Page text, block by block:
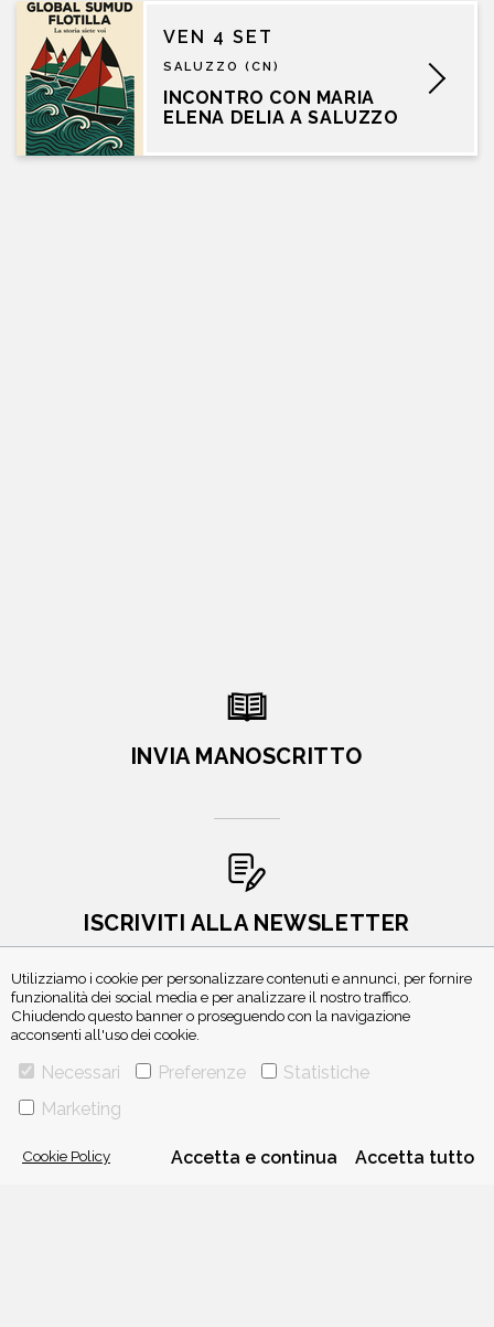
VEN 4 SET
SALUZZO (CN)
INCONTRO CON MARIA
ELENA DELIA A SALUZZO
Utilizziamo i cookie per personalizzare contenuti e annunci, per fornire
funzionalità dei social media e per analizzare il nostro traffico.
Chiudendo questo banner o proseguendo con la navigazione
acconsenti all'uso dei cookie.
Necessari Preferenze
Statistiche
Marketing
Cookie Policy Accetta e continua Accetta tutto
INVIA MANOSCRITTO
ISCRIVITI ALLA NEWSLETTER
E-MAIL:INFO@PONTEALLEGRAZIE.IT